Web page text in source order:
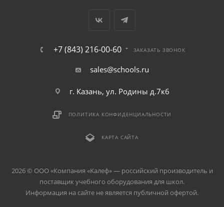
+7 (843) 216-00-60 ЗАКАЗАТЬ ЗВОНОК
sales@schools.ru
г. Казань, ул. Родины д.7к6
ПОЛИТИКА КОНФИДЕНЦИАЛЬНОСТИ
КАРТА САЙТА
2026 © ООО «Компания «Kалеф» — российский производитель и
поставщик учебного оборудования для школ.
Информация на сайте не является публичной офертой.